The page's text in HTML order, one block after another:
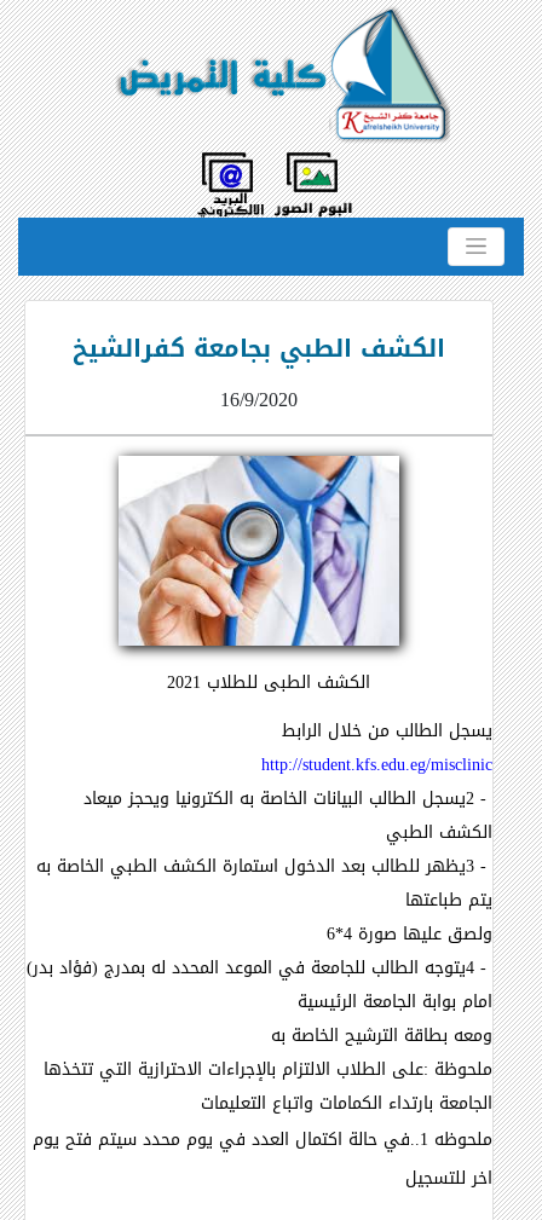
الكشف الطبي بجامعة كفرالشيخ
16/9/2020
الكشف الطبى للطلاب 2021
يسجل الطالب من خلال الرابط
http://student.kfs.edu.eg/misclinic
2 -يسجل الطالب البيانات الخاصة به الكترونيا ويحجز ميعاد
الكشف الطبي
3 -يظهر للطالب بعد الدخول استمارة الكشف الطبي الخاصة به
يتم طباعتها
ولصق عليها صورة 4*6
4 -يتوجه الطالب للجامعة في الموعد المحدد له بمدرج (فؤاد بدر)
امام بوابة الجامعة الرئيسية
ومعه بطاقة الترشيح الخاصة به
ملحوظة :على الطلاب الالتزام بالإجراءات الاحترازية التي تتخذها
الجامعة بارتداء الكمامات واتباع التعليمات
ملحوظه 1..في حالة اكتمال العدد في يوم محدد سيتم فتح يوم
اخر للتسجيل